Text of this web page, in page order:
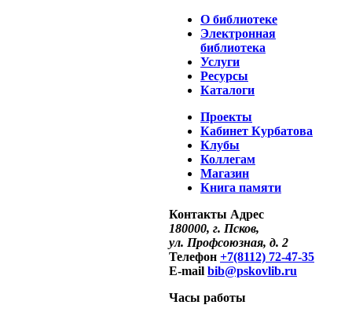
О библиотеке
Электронная
библиотека
Услуги
Ресурсы
Каталоги
Проекты
Кабинет Курбатова
Клубы
Коллегам
Магазин
Книга памяти
Контакты Адрес
180000, г. Псков,
ул. Профсоюзная, д. 2
Телефон +7(8112) 72-47-35
E-mail bib@pskovlib.ru
Часы работы